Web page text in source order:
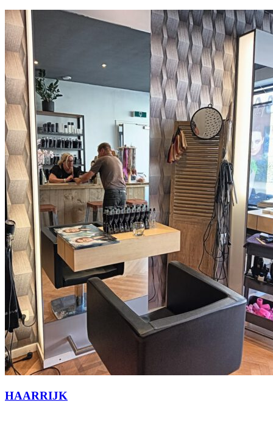
HAARRIJK